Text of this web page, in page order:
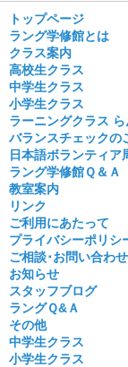
トップページ
ラング学修館とは
クラス案内
高校生クラス
中学生クラス
小学生クラス
ラーニングクラス ら
バランスチェックの
日本語ボランティア
ラング学修館Ｑ＆Ａ
教室案内
リンク
ご利用にあたって
プライバシーポリシ
ご相談･お問い合わせ
お知らせ
スタッフブログ
ラングＱ&Ａ
その他
中学生クラス
小学生クラス